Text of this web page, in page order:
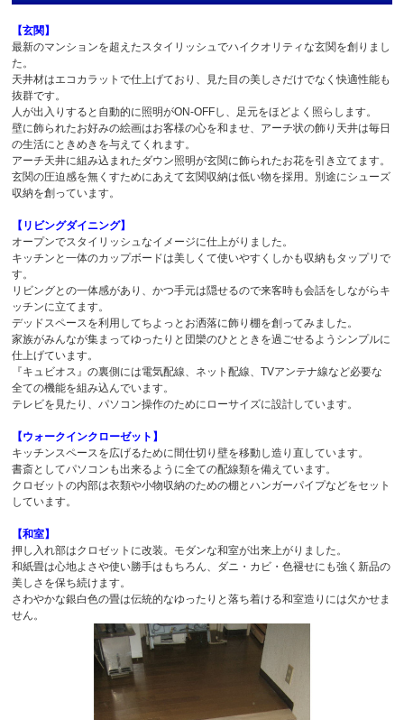
【玄関】
最新のマンションを超えたスタイリッシュでハイクオリティな玄関を創りまし
た。
天井材はエコカラットで仕上げており、見た目の美しさだけでなく快適性能も
抜群です。
人が出入りすると自動的に照明がON-OFFし、足元をほどよく照らします。
壁に飾られたお好みの絵画はお客様の心を和ませ、アーチ状の飾り天井は毎日
の生活にときめきを与えてくれます。
アーチ天井に組み込まれたダウン照明が玄関に飾られたお花を引き立てます。
玄関の圧迫感を無くすためにあえて玄関収納は低い物を採用。別途にシューズ
収納を創っています。
【リビングダイニング】
オープンでスタイリッシュなイメージに仕上がりました。
キッチンと一体のカップボードは美しくて使いやすくしかも収納もタップリで
す。
リビングとの一体感があり、かつ手元は隠せるので来客時も会話をしながらキ
ッチンに立てます。
デッドスペースを利用してちよっとお洒落に飾り棚を創ってみました。
家族がみんなが集まってゆったりと団欒のひとときを過ごせるようシンプルに
仕上げています。
『キュビオス』の裏側には電気配線、ネット配線、TVアンテナ線など必要な
全ての機能を組み込んでいます。
テレビを見たり、パソコン操作のためにローサイズに設計しています。
【ウォークインクローゼット】
キッチンスペースを広げるために間仕切り壁を移動し造り直しています。
書斎としてパソコンも出来るように全ての配線類を備えています。
クロゼットの内部は衣類や小物収納のための棚とハンガーパイプなどをセット
しています。
【和室】
押し入れ部はクロゼットに改装。モダンな和室が出来上がりました。
和紙畳は心地よさや使い勝手はもちろん、ダニ・カビ・色褪せにも強く新品の
美しさを保ち続けます。
さわやかな銀白色の畳は伝統的なゆったりと落ち着ける和室造りには欠かせま
せん。